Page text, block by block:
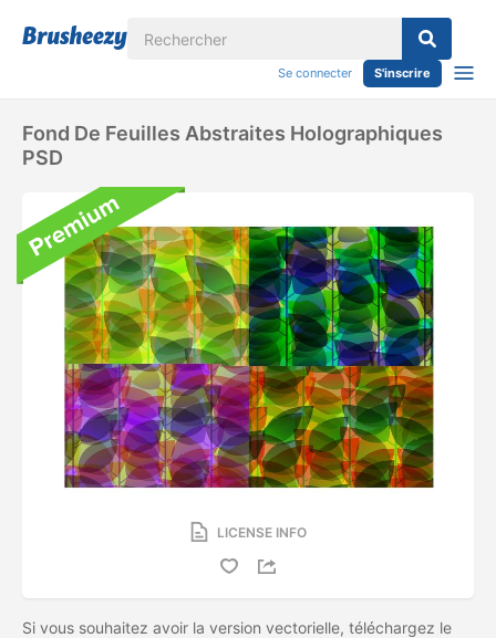
Se connecter S'inscrire
Fond De Feuilles Abstraites Holographiques
PSD
LICENSE INFO
Si vous souhaitez avoir la version vectorielle, téléchargez le